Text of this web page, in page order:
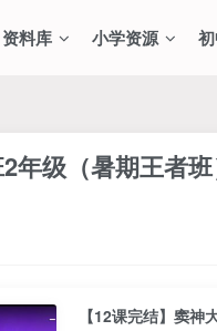
资料库 小学资源
年级（暑期王者